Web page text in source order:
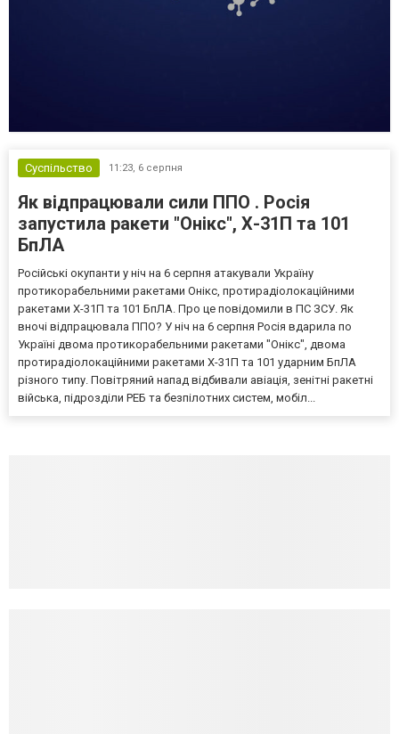
Суспільство 11:23, 6 серпня
Як відпрацювали сили ППО . Росія
запустила ракети "Онікс", Х-31П та 101
БпЛА
Російські окупанти у ніч на 6 серпня атакували Україну
протикорабельними ракетами Онікс, протирадіолокаційними
ракетами Х-31П та 101 БпЛА. Про це повідомили в ПС ЗСУ. Як
вночі відпрацювала ППО? У ніч на 6 серпня Росія вдарила по
Україні двома протикорабельними ракетами "Онікс", двома
протирадіолокаційними ракетами Х-31П та 101 ударним БпЛА
різного типу. Повітряний напад відбивали авіація, зенітні ракетні
війська, підрозділи РЕБ та безпілотних систем, мобіл...